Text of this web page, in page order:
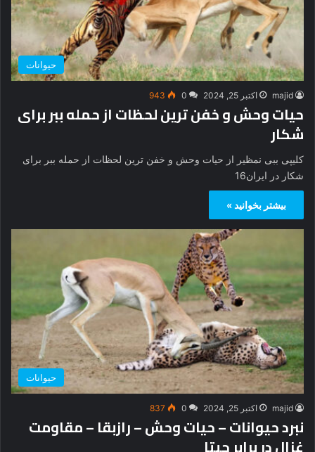
حیوانات
majid اکتبر 25, 2024 0
943
حیات وحش و خفن ترین لحظات از حمله ببر برای
شکار
کلیپی ببی نمظیر از حیات وحش و خفن ترین لحظات از حمله ببر برای
شکار در ایران16
بیشتر بخوانید »
حیوانات
majid اکتبر 25, 2024 0
837
نبرد حیوانات – حیات وحش – رازبقا – مقاومت